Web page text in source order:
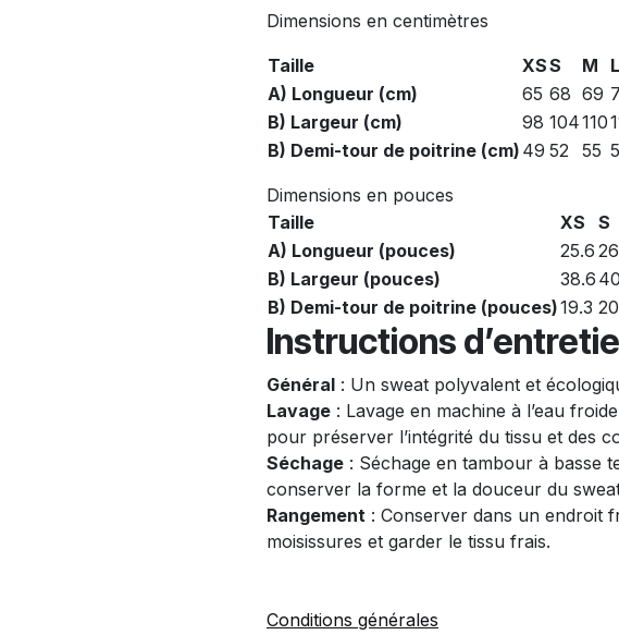
Dimensions en centimètres
Taille XSS M L
A) Longueur (cm)
65 68 69
B) Largeur (cm)
98 104110
B) Demi-tour de poitrine (cm) 49 52 55
Dimensions en pouces
Taille
XS S
A) Longueur (pouces)
25.6
B) Largeur (pouces)
38.6
B) Demi-tour de poitrine (pouces)19.3
Instructions
Général : Un sweat polyvalent et
Lavage : Lavage en machine à l’eau
pour préserver l’intégrité du tissu et des
Séchage : Séchage en tambour à basse
conserver la forme et la douceur du
Rangement : Conserver dans un endroit
moisissures et garder le tissu frais.
Conditions générales